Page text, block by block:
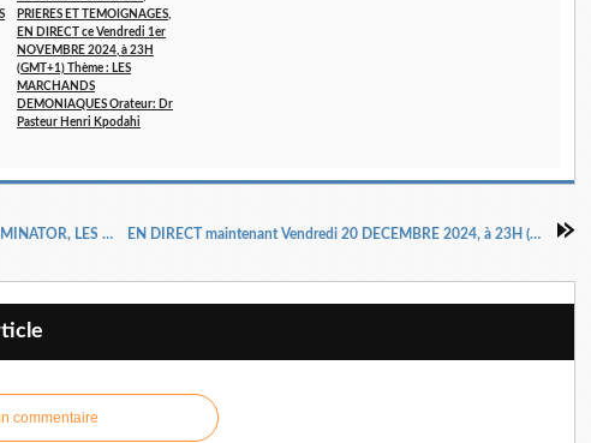
PRIERES ET TEMOIGNAGES,
EN DIRECT ce Vendredi 1er
NOVEMBRE 2024, à 23H
(GMT+1) Thème : LES
MARCHANDS
DEMONIAQUES Orateur: Dr
Pasteur Henri Kpodahi
En vente maintenant : TERMINATOR, LES SERIES DE PRIERES VII. 281 pages. Auteur: Docteur Pasteur Henri Kpodahi. EN DIRECT maintenant Vendredi 20 DECEMBRE 2024, à 23H (GMT+1) Thème : VAINCRE LES MARCHANDS SATANIQUES 8ème PARTIE Orateur: Dr Pasteur Henri Kpodahi
commentaire